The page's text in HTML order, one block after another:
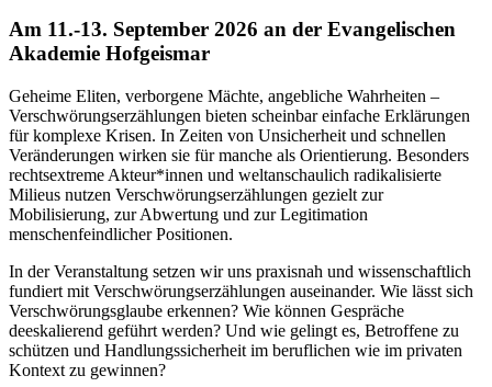
Am 11.-13. September 2026 an der Evangelischen
Akademie Hofgeismar
Geheime Eliten, verborgene Mächte, angebliche Wahrheiten –
Verschwörungserzählungen bieten scheinbar einfache Erklärungen
für komplexe Krisen. In Zeiten von Unsicherheit und schnellen
Veränderungen wirken sie für manche als Orientierung. Besonders
rechtsextreme Akteur*innen und weltanschaulich radikalisierte
Milieus nutzen Verschwörungserzählungen gezielt zur
Mobilisierung, zur Abwertung und zur Legitimation
menschenfeindlicher Positionen.
In der Veranstaltung setzen wir uns praxisnah und wissenschaftlich
fundiert mit Verschwörungserzählungen auseinander. Wie lässt sich
Verschwörungsglaube erkennen? Wie können Gespräche
deeskalierend geführt werden? Und wie gelingt es, Betroffene zu
schützen und Handlungssicherheit im beruflichen wie im privaten
Kontext zu gewinnen?